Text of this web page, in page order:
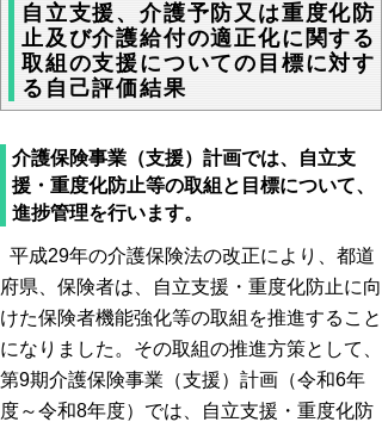
自立支援、介護予防又は重度化防
止及び介護給付の適正化に関する
取組の支援についての目標に対す
る自己評価結果
介護保険事業（支援）計画では、自立支
援・重度化防止等の取組と目標について、
進捗管理を行います。
平成29年の介護保険法の改正により、都道
府県、保険者は、自立支援・重度化防止に向
けた保険者機能強化等の取組を推進すること
になりました。その取組の推進方策として、
第9期介護保険事業（支援）計画（令和6年
度～令和8年度）では、自立支援・重度化防